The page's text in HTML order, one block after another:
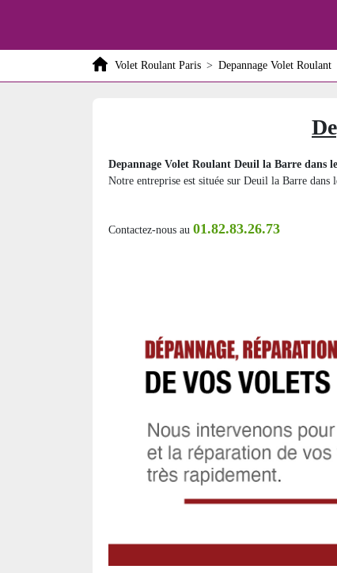
Volet Roulant Paris > Depannage Volet Roulant
Depannage Volet Roulant Deuil la Barre dans
Notre entreprise est située sur Deuil la Barre
Contactez-nous au 01.82.83.26.73